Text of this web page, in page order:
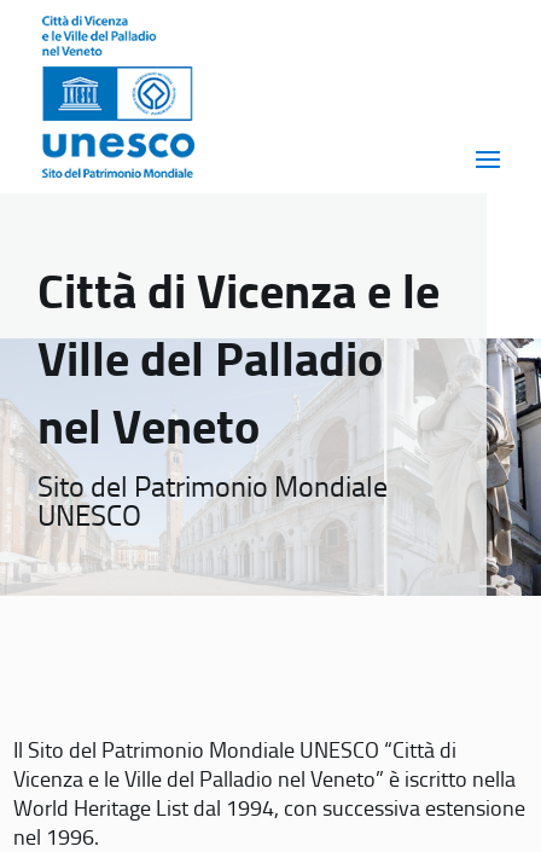
Città di Vicenza e le
Ville del Palladio
nel Veneto
Sito del Patrimonio Mondiale
UNESCO
Il Sito del Patrimonio Mondiale UNESCO “Città di
Vicenza e le Ville del Palladio nel Veneto” è iscritto nella
World Heritage List dal 1994, con successiva estensione
nel 1996.